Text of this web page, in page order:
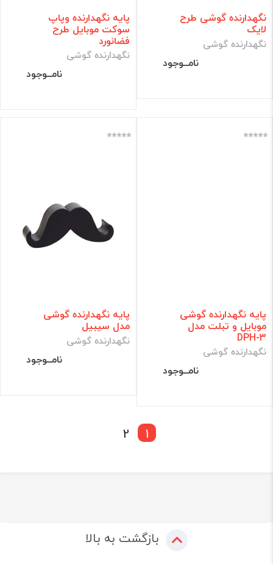
نگهدارنده گوشی طرح
لایک
نگهدارنده گوشی
نامــوجود
پایه نگهدارنده وپاپ
سوکت موبایل طرح
فضانورد
نگهدارنده گوشی
نامــوجود
پایه نگهدارنده گوشی
موبایل و تبلت مدل
DPH-3
نگهدارنده گوشی
نامــوجود
پایه نگهدارنده گوشی
مدل سیبیل
نگهدارنده گوشی
نامــوجود
1
2
بازگشت به بالا